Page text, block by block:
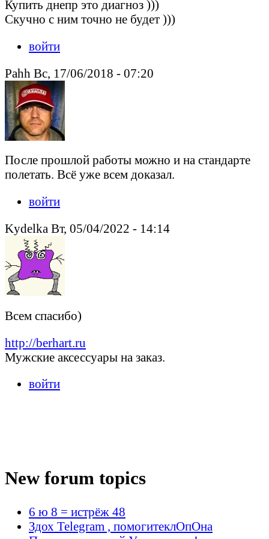
Купить днепр это диагноз )))
Скучно с ним точно не будет )))
войти
Pahh Вс, 17/06/2018 - 07:20
После прошлой работы можно и на стандарте
полетать. Всё уже всем доказал.
войти
Kydelka Вт, 05/04/2022 - 14:14
Всем спасибо)
http://berhart.ru
Мужские аксессуары на заказ.
войти
New forum topics
6 ю 8 = истрёж 48
Здох Telegram , помогитеклОпОна